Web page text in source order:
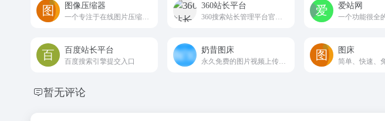
图像压缩器 360站长平台 爱站网
百度站长平台
百度搜索引擎提交入口
奶昔图床
永久免费的图片视频上传平台
图床
简单、快速、
暂无评论